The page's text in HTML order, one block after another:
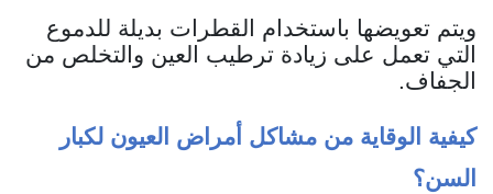
ويتم تعويضها باستخدام القطرات بديلة للدموع
التي تعمل على زيادة ترطيب العين والتخلص من
الجفاف.
كيفية الوقاية من مشاكل أمراض العيون لكبار
السن؟